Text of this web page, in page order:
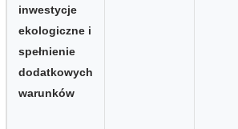
inwestycje
ekologiczne i
spełnienie
dodatkowych
warunków